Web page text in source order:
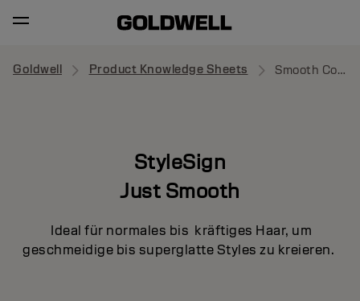
Goldwell Product Knowledge Sheets Smooth Control
StyleSign
Just Smooth
Ideal für normales bis kräftiges Haar, um
geschmeidige bis superglatte Styles zu kreieren.